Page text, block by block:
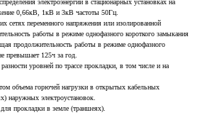
электроэнергии в стационарных установках на
0,66кВ, 1кВ и 3кВ частоты 50Гц.
сетях переменного напряжения или изолированной
работы в режиме однофазного короткого замыкания
продолжительность работы в режиме однофазного
превышает 125ч за год.
уровней по трассе прокладки, в том числе и на
объема горючей нагрузки в открытых кабельных
наружных электроустановок.
прокладки в земле (траншеях).